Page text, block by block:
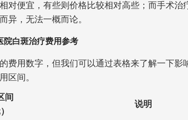
对便宜，有些则价格比较相对高些；而手术治
异，无法一概而论。
院白斑治疗费用参考
费用数字，但我们可以通过表格来了解一下影
区间。
间
说明